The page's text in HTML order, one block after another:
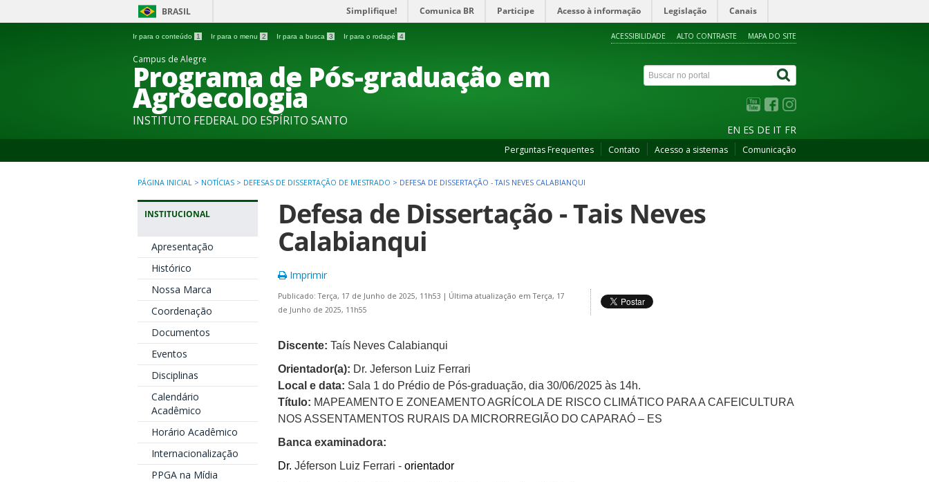
BRASIL Simplifique! Comunica BR Participe Acesso à informação Legislação Canais
Ir para o conteúdo 1 Ir para o menu 2 Ir para a busca 3 Ir para o rodapé 4 ACESSIBILIDADE ALTO CONTRASTE MAPA DO SITE
Campus de Alegre
Programa de Pós-graduação em
Agroecologia
INSTITUTO FEDERAL DO ESPÍRITO SANTO
EN ES DE IT FR
Perguntas Frequentes Contato Acesso a sistemas Comunicação
PÁGINA INICIAL > NOTÍCIAS > DEFESAS DE DISSERTAÇÃO DE MESTRADO > DEFESA DE DISSERTAÇÃO - TAIS NEVES CALABIANQUI
INSTITUCIONAL
Apresentação
Histórico
Nossa Marca
Coordenação
Documentos
Eventos
Disciplinas
Calendário
Acadêmico
Horário Acadêmico
Internacionalização
PPGA na Mídia
Defesa de Dissertação - Tais Neves
Calabianqui
Imprimir
Publicado: Terça, 17 de Junho de 2025, 11h53 | Última atualização em Terça, 17
de Junho de 2025, 11h55
Discente: Taís Neves Calabianqui
Orientador(a): Dr. Jeferson Luiz Ferrari
Local e data: Sala 1 do Prédio de Pós-graduação, dia 30/06/2025 às 14h.
Título: MAPEAMENTO E ZONEAMENTO AGRÍCOLA DE RISCO CLIMÁTICO PARA A CAFEICULTURA
NOS ASSENTAMENTOS RURAIS DA MICRORREGIÃO DO CAPARAÓ – ES
Banca examinadora:
Dr. Jéferson Luiz Ferrari - orientador